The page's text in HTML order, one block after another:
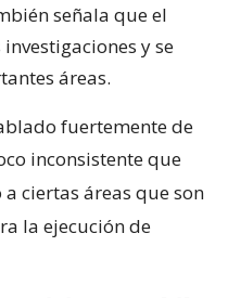
señala que el
y se
áreas.
fuertemente de
inconsistente que
ciertas áreas que son
la ejecución de